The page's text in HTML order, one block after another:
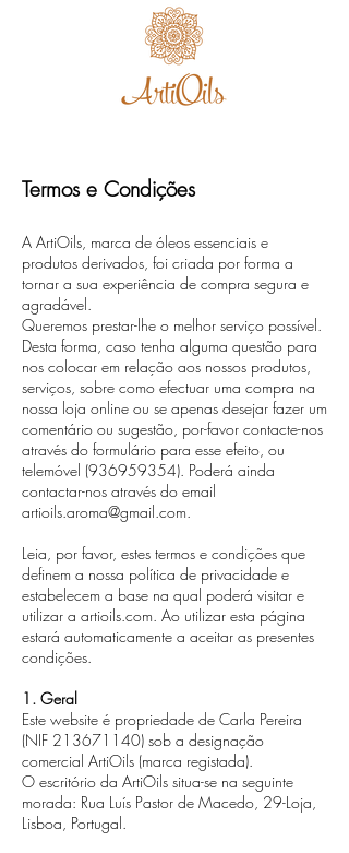
Termos e Condições
A ArtiOils, marca de óleos essenciais e
produtos derivados, foi criada por forma a
tornar a sua experiência de compra segura e
agradável.
Queremos prestar-lhe o melhor serviço possível.
Desta forma, caso tenha alguma questão para
nos colocar em relação aos nossos produtos,
serviços, sobre como efectuar uma compra na
nossa loja online ou se apenas desejar fazer um
comentário ou sugestão, por-favor contacte-nos
através do formulário para esse efeito, ou
telemóvel (936959354). Poderá ainda
contactar-nos através do email
artioils.aroma@gmail.com.
Leia, por favor, estes termos e condições que
definem a nossa política de privacidade e
estabelecem a base na qual poderá visitar e
utilizar a artioils.com. Ao utilizar esta página
estará automaticamente a aceitar as presentes
condições.
1. Geral
Este website é propriedade de Carla Pereira
(NIF 213671140) sob a designação
comercial ArtiOils (marca registada).
O escritório da ArtiOils situa-se na seguinte
morada: Rua Luís Pastor de Macedo, 29-Loja,
Lisboa, Portugal.